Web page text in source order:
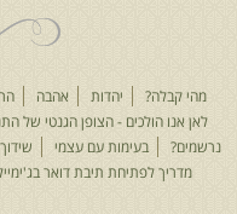
מהי קבלה? יהדות אהבה
לאן אנו הולכים - הצופן הגנטי של
נרשמים?
בעימות עם עצמי שידוך
מדריך לפתיחת תיבת דואר